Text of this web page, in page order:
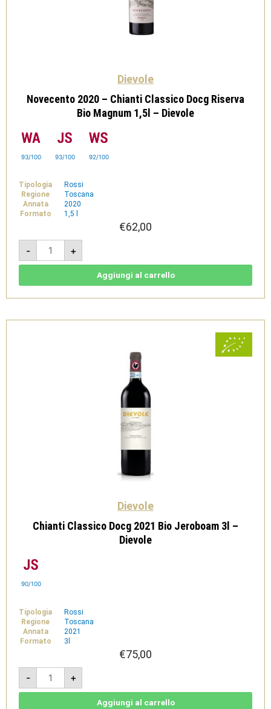
Dievole
Novecento 2020 – Chianti Classico Docg Riserva
Bio Magnum 1,5l – Dievole
93/100 93/100 92/100
Tipologia
Rossi
Regione
Toscana
Annata
2020
Formato
1,5 l
€62,00
-
Novecento
2020
-
Chianti
Bio
-
+
Aggiungi al carrello
Dievole
Chianti Classico Docg 2021 Bio Jeroboam 3l –
Dievole
90/100
Tipologia
Rossi
Regione
Toscana
Annata
2021
Formato
3l
€75,00
-
Chianti
Classico
Docg
2021
+
Aggiungi al carrello